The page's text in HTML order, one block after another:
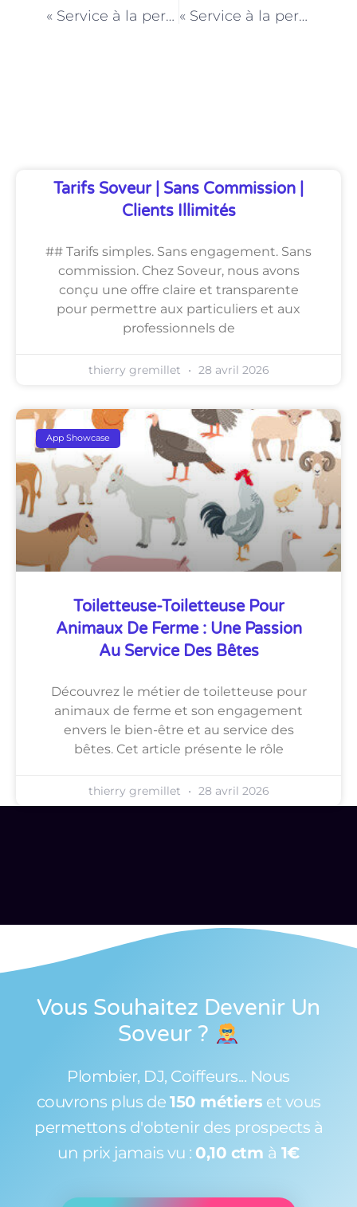
« Service à la personne et bien-être mental : L’importance du soutien émotionnel » « Service à la personne et autonomie : Les initiatives parisiennes »
Tarifs Soveur | Sans Commission |
Clients Illimités
## Tarifs simples. Sans engagement. Sans
commission. Chez Soveur, nous avons
conçu une offre claire et transparente
pour permettre aux particuliers et aux
professionnels de
thierry gremillet 28 avril 2026
App Showcase
Toiletteuse-Toiletteuse Pour
Animaux De Ferme : Une Passion
Au Service Des Bêtes
Découvrez le métier de toiletteuse pour
animaux de ferme et son engagement
envers le bien-être et au service des
bêtes. Cet article présente le rôle
thierry gremillet 28 avril 2026
Vous Souhaitez Devenir Un
Soveur ?
Plombier, DJ, Coiffeurs... Nous
couvrons plus de 150 métiers et vous
permettons d'obtenir des prospects à
un prix jamais vu : 0,10 ctm à 1€